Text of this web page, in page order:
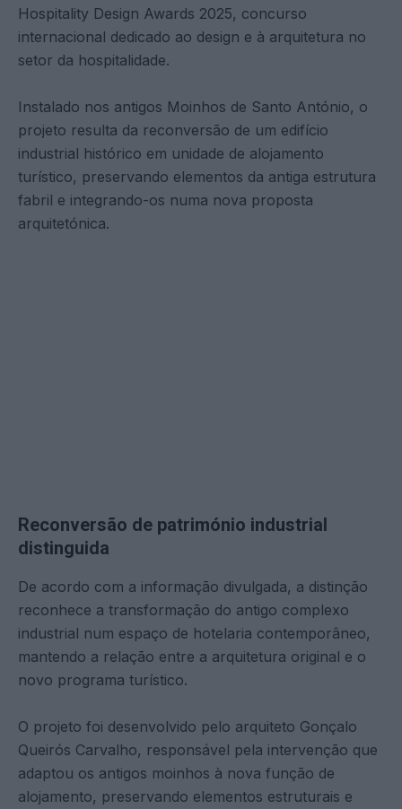
Hospitality Design Awards 2025, concurso
internacional dedicado ao design e à arquitetura no
setor da hospitalidade.
Instalado nos antigos Moinhos de Santo António, o
projeto resulta da reconversão de um edifício
industrial histórico em unidade de alojamento
turístico, preservando elementos da antiga estrutura
fabril e integrando-os numa nova proposta
arquitetónica.
Reconversão de património industrial
distinguida
De acordo com a informação divulgada, a distinção
reconhece a transformação do antigo complexo
industrial num espaço de hotelaria contemporâneo,
mantendo a relação entre a arquitetura original e o
novo programa turístico.
O projeto foi desenvolvido pelo arquiteto Gonçalo
Queirós Carvalho, responsável pela intervenção que
adaptou os antigos moinhos à nova função de
alojamento, preservando elementos estruturais e